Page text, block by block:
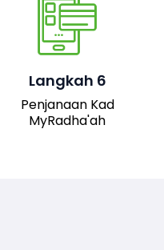
Langkah 6
Penjanaan Kad
MyRadha'ah
Setelah permohonan
akan dijana.